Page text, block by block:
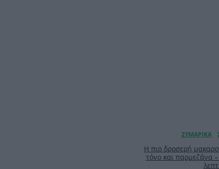
Η πιο δροσερή
τόνο και παρμεζάνα